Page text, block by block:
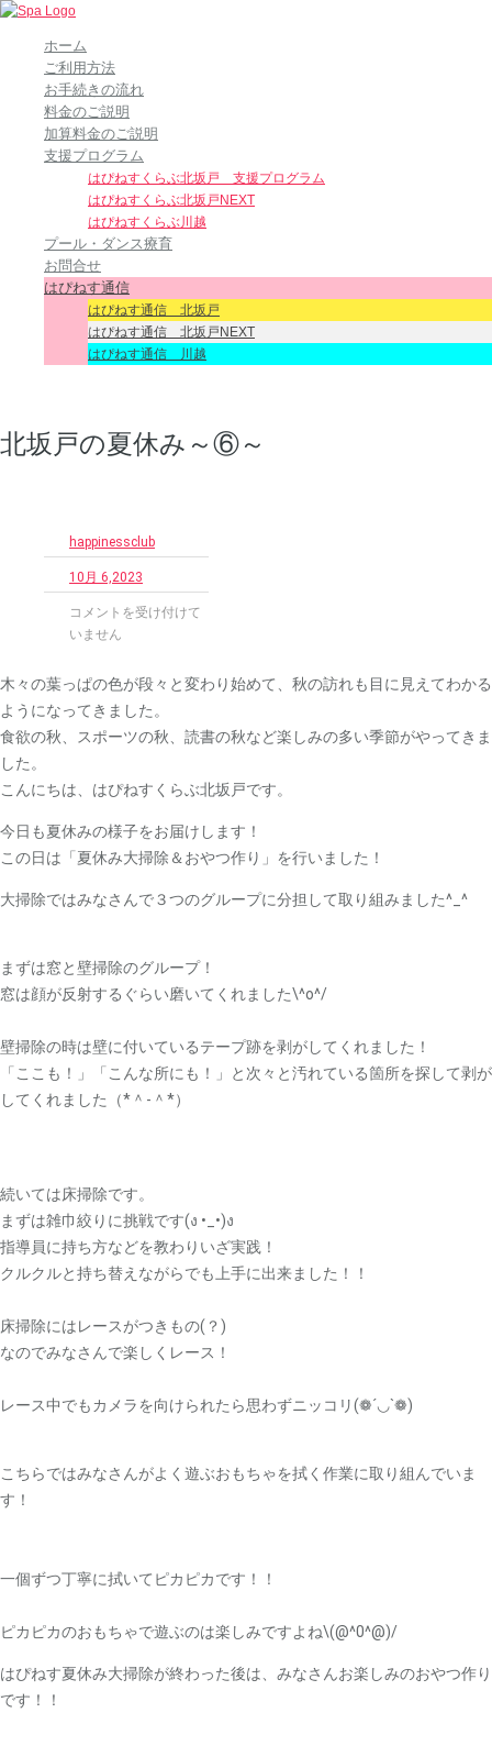
ホーム
ご利用方法
お手続きの流れ
料金のご説明
加算料金のご説明
支援プログラム
はぴねすくらぶ北坂戸 支援プログラム
はぴねすくらぶ北坂戸NEXT
はぴねすくらぶ川越
プール・ダンス療育
お問合せ
はぴねす通信
はぴねす通信 北坂戸
はぴねす通信 北坂戸NEXT
はぴねす通信 川越
北坂戸の夏休み～⑥～
happinessclub
10月 6,2023
北
坂
の
休
み
⑥
は
コメントを受け付けて
いません
木々の葉っぱの色が段々と変わり始めて、秋の訪れも目に見えてわかる
ようになってきました。
食欲の秋、スポーツの秋、読書の秋など楽しみの多い季節がやってきま
した。
こんにちは、はぴねすくらぶ北坂戸です。
今日も夏休みの様子をお届けします！
この日は「夏休み大掃除＆おやつ作り」を行いました！
大掃除ではみなさんで３つのグループに分担して取り組みました^_^
まずは窓と壁掃除のグループ！
窓は顔が反射するぐらい磨いてくれました\^o^/
壁掃除の時は壁に付いているテープ跡を剥がしてくれました！
「ここも！」「こんな所にも！」と次々と汚れている箇所を探して剥が
してくれました（*＾-＾*）
続いては床掃除です。
まずは雑巾絞りに挑戦です(ง •_•)ง
指導員に持ち方などを教わりいざ実践！
クルクルと持ち替えながらでも上手に出来ました！！
床掃除にはレースがつきもの(？)
なのでみなさんで楽しくレース！
レース中でもカメラを向けられたら思わずニッコリ(❁´◡`❁)
こちらではみなさんがよく遊ぶおもちゃを拭く作業に取り組んでいま
す！
一個ずつ丁寧に拭いてピカピカです！！
ピカピカのおもちゃで遊ぶのは楽しみですよね\(@^0^@)/
はぴねす夏休み大掃除が終わった後は、みなさんお楽しみのおやつ作り
です！！